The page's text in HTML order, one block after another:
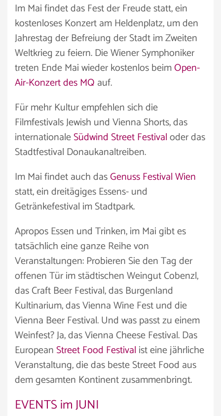
Im Mai findet das Fest der Freude statt, ein
kostenloses Konzert am Heldenplatz, um den
Jahrestag der Befreiung der Stadt im Zweiten
Weltkrieg zu feiern. Die Wiener Symphoniker
treten Ende Mai wieder kostenlos beimOpen-
Air-Konzert des MQ auf.
Für mehr Kultur empfehlen sich die
Filmfestivals Jewish und Vienna Shorts, das
internationaleSüdwind Street Festivaloder das
Stadtfestival Donaukanaltreiben.
Im Mai findet auch dasGenuss Festival Wien
statt, ein dreitägiges Essens- und
Getränkefestival im Stadtpark.
Apropos Essen und Trinken, im Mai gibt es
tatsächlich eine ganze Reihe von
Veranstaltungen: Probieren Sie den Tag der
offenen Tür im städtischen Weingut Cobenzl,
das Craft Beer Festival, das Burgenland
Kultinarium, das Vienna Wine Fest und die
Vienna Beer Festival. Und was passt zu einem
Weinfest? Ja, das Vienna Cheese Festival. Das
EuropeanStreet Food Festival ist eine jährliche
Veranstaltung, die das beste Street Food aus
dem gesamten Kontinent zusammenbringt.
EVENTS im JUNI